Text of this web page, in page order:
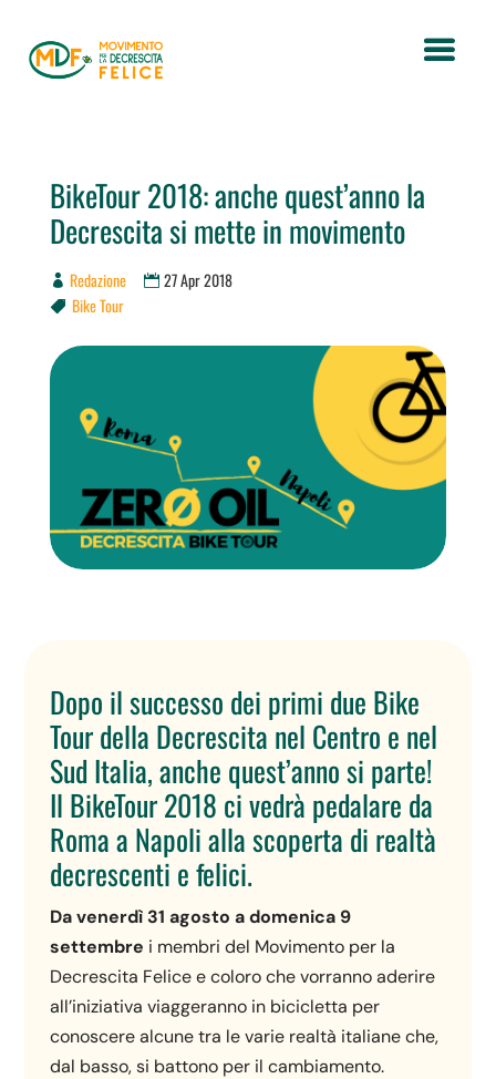
BikeTour 2018: anche quest’anno la
Decrescita si mette in movimento
Redazione 27 Apr 2018
 Bike Tour
Dopo il successo dei primi due Bike
Tour della Decrescita nel Centro e nel
Sud Italia, anche quest’anno si parte!
Il BikeTour 2018 ci vedrà pedalare da
Roma a Napoli alla scoperta di realtà
decrescenti e felici.
Da venerdì 31 agosto a domenica 9
settembre i membri del Movimento per la
Decrescita Felice e coloro che vorranno aderire
all’iniziativa viaggeranno in bicicletta per
conoscere alcune tra le varie realtà italiane che,
dal basso, si battono per il cambiamento.